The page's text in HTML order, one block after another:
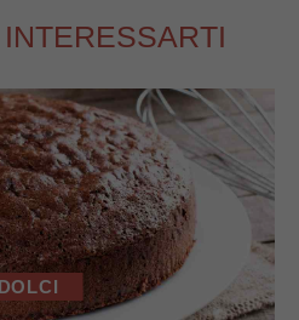
DOLCI